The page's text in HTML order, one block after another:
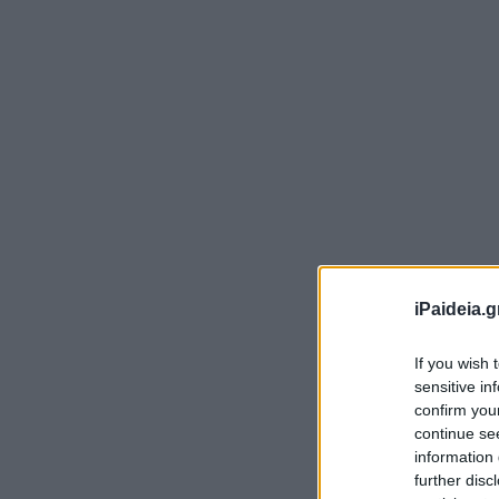
If you wish
sensitive
confirm
continue
information
further